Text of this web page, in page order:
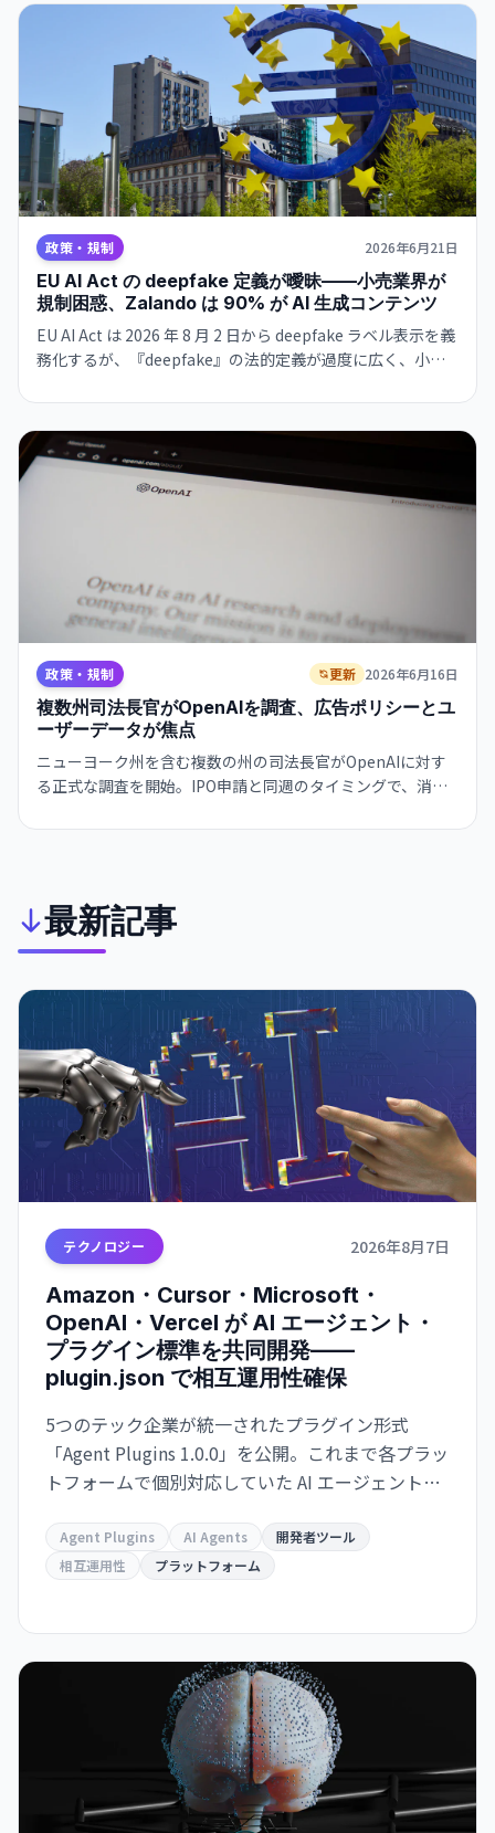
政策・規制 2026年6月21日
EU AI Act の deepfake 定義が曖昧——小売業界が
規制困惑、Zalando は 90% が AI 生成コンテンツ
EU AI Act は 2026 年 8 月 2 日から deepfake ラベル表示を義
務化するが、『deepfake』の法的定義が過度に広く、小売
deepfake が区別されていない。
Eurocommerce（Amazon・H&M・Zara など加盟）は定義
見直しを請願。Zalando は プラットフォーム上の マーケテ
ィングコンテンツの 90% が既に AI 生成だと報告。
政策・規制 更新 2026年6月16日
複数州司法長官がOpenAIを調査、広告ポリシーとユ
ーザーデータが焦点
ニューヨーク州を含む複数の州の司法長官がOpenAIに対す
る正式な調査を開始。IPO申請と同週のタイミングで、消費
いる。
最新記事
テクノロジー 2026年8月7日
Amazon・Cursor・Microsoft・
OpenAI・Vercel が AI エージェント・
プラグイン標準を共同開発——
plugin.json で相互運用性確保
5つのテック企業が統一されたプラグイン形式
「Agent Plugins 1.0.0」を公開。これまで各プラッ
トフォームで個別対応していた AI エージェント拡
間での再利用が可能になり、開発者の負担が大幅
に軽減される。
Agent Plugins AI Agents
開発者ツール
相互運用性
プラットフォーム